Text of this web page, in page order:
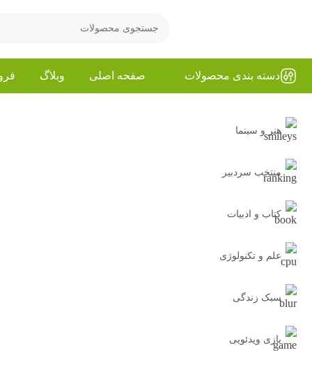
دسته بندی محصولات صفحه اصلی وبلاگ
هنر و سینما
منتخب سردبیر
کتاب و ادبیات
علم و تکنولوژی
سبک زندگی
بازی ویدئویی